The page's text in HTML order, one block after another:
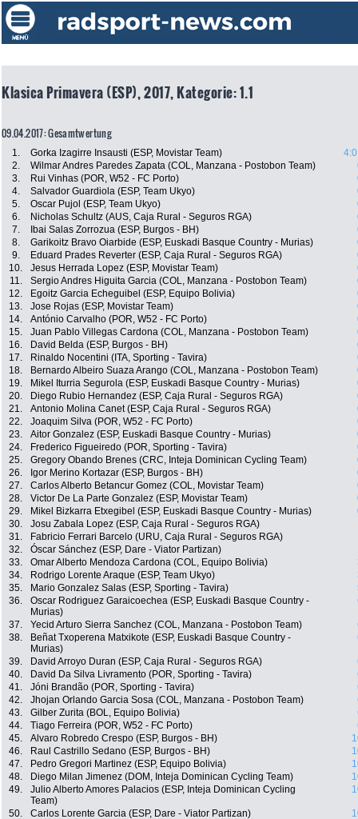
Klasica Primavera (ESP), 2017, Kategorie: 1.1
09.04.2017: Gesamtwertung
1. Gorka Izagirre Insausti (ESP, Movistar Team)
2.
Wilmar Andres Paredes Zapata (COL, Manzana - Postobon Team)
3.
Rui Vinhas (POR, W52 - FC Porto)
4.
Salvador Guardiola (ESP, Team Ukyo)
5.
Oscar Pujol (ESP, Team Ukyo)
6.
Nicholas Schultz (AUS, Caja Rural - Seguros RGA)
7.
Ibai Salas Zorrozua (ESP, Burgos - BH)
8.
Garikoitz Bravo Oiarbide (ESP, Euskadi Basque Country - Murias)
9.
Eduard Prades Reverter (ESP, Caja Rural - Seguros RGA)
10.
Jesus Herrada Lopez (ESP, Movistar Team)
11.
Sergio Andres Higuita Garcia (COL, Manzana - Postobon Team)
12.
Egoitz Garcia Echeguibel (ESP, Equipo Bolivia)
13.
Jose Rojas (ESP, Movistar Team)
14.
António Carvalho (POR, W52 - FC Porto)
15.
Juan Pablo Villegas Cardona (COL, Manzana - Postobon Team)
16.
David Belda (ESP, Burgos - BH)
17.
Rinaldo Nocentini (ITA, Sporting - Tavira)
18.
Bernardo Albeiro Suaza Arango (COL, Manzana - Postobon Team)
19.
Mikel Iturria Segurola (ESP, Euskadi Basque Country - Murias)
20.
Diego Rubio Hernandez (ESP, Caja Rural - Seguros RGA)
21.
Antonio Molina Canet (ESP, Caja Rural - Seguros RGA)
22.
Joaquim Silva (POR, W52 - FC Porto)
23.
Aitor Gonzalez (ESP, Euskadi Basque Country - Murias)
24.
Frederico Figueiredo (POR, Sporting - Tavira)
25.
Gregory Obando Brenes (CRC, Inteja Dominican Cycling Team)
26.
Igor Merino Kortazar (ESP, Burgos - BH)
27.
Carlos Alberto Betancur Gomez (COL, Movistar Team)
28.
Victor De La Parte Gonzalez (ESP, Movistar Team)
29.
Mikel Bizkarra Etxegibel (ESP, Euskadi Basque Country - Murias)
30.
Josu Zabala Lopez (ESP, Caja Rural - Seguros RGA)
31.
Fabricio Ferrari Barcelo (URU, Caja Rural - Seguros RGA)
32.
Óscar Sánchez (ESP, Dare - Viator Partizan)
33.
Omar Alberto Mendoza Cardona (COL, Equipo Bolivia)
34.
Rodrigo Lorente Araque (ESP, Team Ukyo)
35.
Mario Gonzalez Salas (ESP, Sporting - Tavira)
36.
Oscar Rodriguez Garaicoechea (ESP, Euskadi Basque Country -
Murias)
37. Yecid Arturo Sierra Sanchez (COL, Manzana - Postobon Team)
38.
Beñat Txoperena Matxikote (ESP, Euskadi Basque Country -
Murias)
39. David Arroyo Duran (ESP, Caja Rural - Seguros RGA)
40.
David Da Silva Livramento (POR, Sporting - Tavira)
41.
Jóni Brandão (POR, Sporting - Tavira)
42.
Jhojan Orlando Garcia Sosa (COL, Manzana - Postobon Team)
43.
Gilber Zurita (BOL, Equipo Bolivia)
44.
Tiago Ferreira (POR, W52 - FC Porto)
45.
Alvaro Robredo Crespo (ESP, Burgos - BH)
46.
Raul Castrillo Sedano (ESP, Burgos - BH)
47.
Pedro Gregori Martinez (ESP, Equipo Bolivia)
48.
Diego Milan Jimenez (DOM, Inteja Dominican Cycling Team)
49.
Julio Alberto Amores Palacios (ESP, Inteja Dominican Cycling
Team)
50. Carlos Lorente Garcia (ESP, Dare - Viator Partizan)